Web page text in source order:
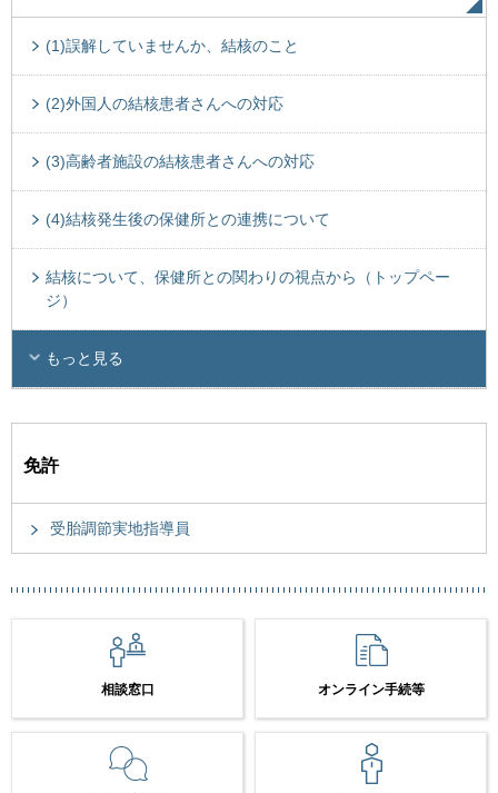
(1)誤解していませんか、結核のこと
(2)外国人の結核患者さんへの対応
(3)高齢者施設の結核患者さんへの対応
(4)結核発生後の保健所との連携について
結核について、保健所との関わりの視点から（トップペー
ジ）
もっと見る
免許
受胎調節実地指導員
相談窓口 オンライン手続等